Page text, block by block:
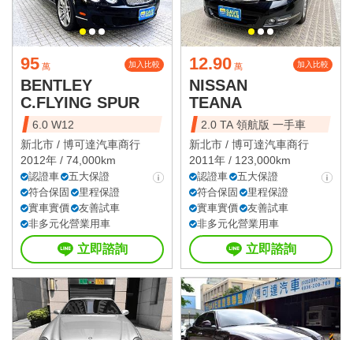
95 萬 加入比較
BENTLEY
C.FLYING SPUR
6.0 W12
新北市 / 博可達汽車商行
2012年 / 74,000km
認證車
五大保證
符合保固
里程保證
實車實價
友善試車
非多元化營業用車
立即諮詢
12.90 萬 加入比較
NISSAN
TEANA
2.0 TA 領航版 一手車
新北市 / 博可達汽車商行
2011年 / 123,000km
認證車
五大保證
符合保固
里程保證
實車實價
友善試車
非多元化營業用車
立即諮詢